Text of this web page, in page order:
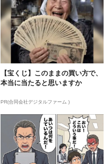
【宝くじ】このままの買い方で、
本当に当たると思いますか
PR(合同会社デジタルファーム )